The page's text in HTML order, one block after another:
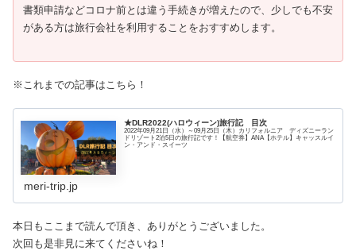
書類申請などコロナ前とは違う手続きが増えたので、少しでも不安
がある方は旅行会社を利用することをおすすめします。
※これまでの記事はこちら！
★DLR2022(ハロウィーン)旅行記 目次
2022年09月21日（水）～09月25日（木）カリフォルニア ディズニーラン
ドリゾート2泊5日の旅行記です！【航空券】ANA【ホテル】キャッスルイ
ン・アンド・スイーツ
meri-trip.jp
本日もここまで読んで頂き、ありがとうございました。
次回も是非見に来てくださいね！